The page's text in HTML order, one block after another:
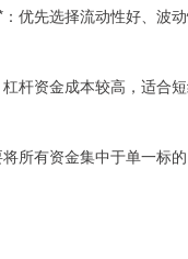
优先选择流动性好、波
杆资金成本较高，适合
所有资金集中于单一标